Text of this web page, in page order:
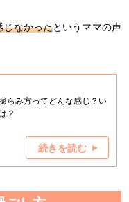
じなかったというママの声
らみ方ってどんな感じ？い
？
続きを読む